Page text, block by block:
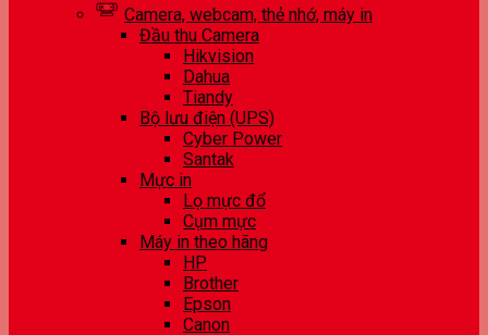
Camera, webcam, thẻ nhớ, máy in
Đầu thu Camera
Hikvision
Dahua
Tiandy
Bộ lưu điện (UPS)
Cyber Power
Santak
Mực in
Lọ mực đổ
Cụm mực
Máy in theo hãng
HP
Brother
Epson
Canon